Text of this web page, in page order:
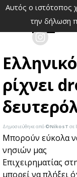
Αυτός ο ιστότοπος
την δήλωση
Μετάβαση στο
ρίχνει
Δημοσιεύθηκε από©NikosT σε
Μπορούν εύκολα
νησιών μας
Επιχειρηματίας
μπορεί να πλήξει